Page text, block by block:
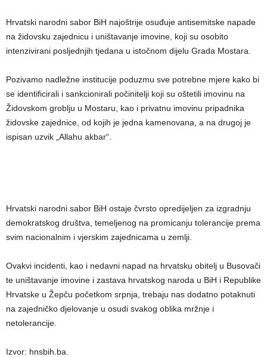
Hrvatski narodni sabor BiH najoštrije osuđuje antisemitske napade
na židovsku zajednicu i uništavanje imovine, koji su osobito
intenzivirani posljednjih tjedana u istočnom dijelu Grada Mostara.
Pozivamo nadležne institucije poduzmu sve potrebne mjere kako bi
se identificirali i sankcionirali počinitelji koji su oštetili imovinu na
Židovskom groblju u Mostaru, kao i privatnu imovinu pripadnika
židovske zajednice, od kojih je jedna kamenovana, a na drugoj je
ispisan uzvik „Allahu akbar“.
Hrvatski narodni sabor BiH ostaje čvrsto opredijeljen za izgradnju
demokratskog društva, temeljenog na promicanju tolerancije prema
svim nacionalnim i vjerskim zajednicama u zemlji.
Ovakvi incidenti, kao i nedavni napad na hrvatsku obitelj u Busovači
te uništavanje imovine i zastava hrvatskog naroda u BiH i Republike
Hrvatske u Žepču početkom srpnja, trebaju nas dodatno potaknuti
na zajedničko djelovanje u osudi svakog oblika mržnje i
netolerancije.
Izvor: hnsbih.ba.